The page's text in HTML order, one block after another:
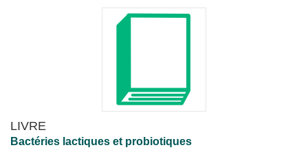
LIVRE
Bactéries lactiques et probiotiques